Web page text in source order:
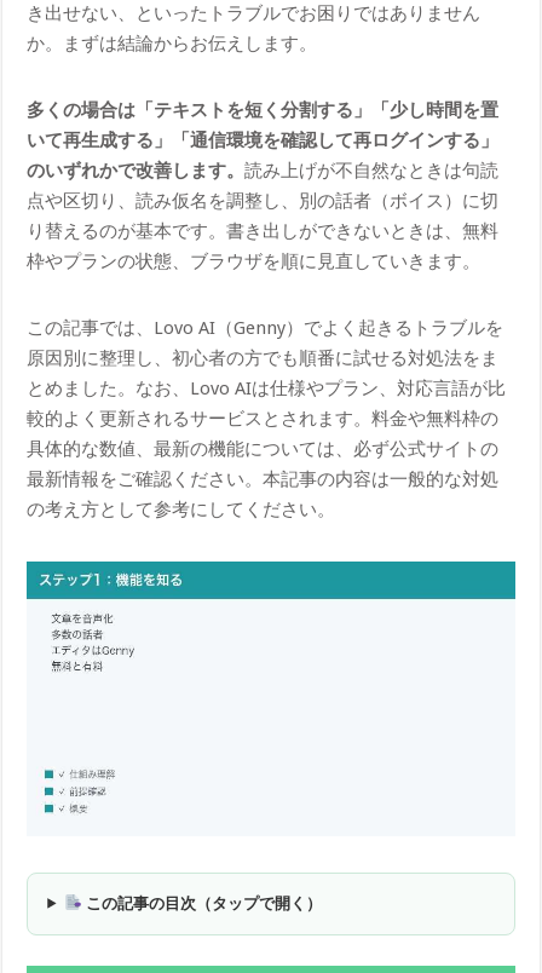
き出せない、といったトラブルでお困りではありません
か。まずは結論からお伝えします。
多くの場合は「テキストを短く分割する」「少し時間を置
いて再生成する」「通信環境を確認して再ログインする」
のいずれかで改善します。読み上げが不自然なときは句読
点や区切り、読み仮名を調整し、別の話者（ボイス）に切
り替えるのが基本です。書き出しができないときは、無料
枠やプランの状態、ブラウザを順に見直していきます。
この記事では、Lovo AI（Genny）でよく起きるトラブルを
原因別に整理し、初心者の方でも順番に試せる対処法をま
とめました。なお、Lovo AIは仕様やプラン、対応言語が比
較的よく更新されるサービスとされます。料金や無料枠の
具体的な数値、最新の機能については、必ず公式サイトの
最新情報をご確認ください。本記事の内容は一般的な対処
の考え方として参考にしてください。
この記事の目次（タップで開く）